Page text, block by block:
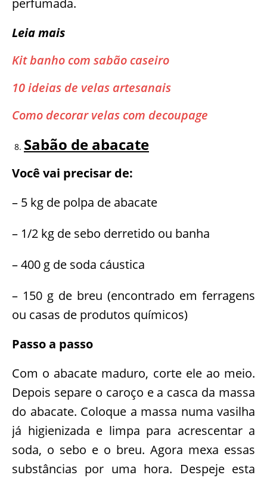
perfumada.
Leia mais
Kit banho com sabão caseiro
10 ideias de velas artesanais
Como decorar velas com decoupage
Sabão de abacate
Você vai precisar de:
– 5 kg de polpa de abacate
– 1/2 kg de sebo derretido ou banha
– 400 g de soda cáustica
– 150 g de breu (encontrado em ferragens
ou casas de produtos químicos)
Passo a passo
Com o abacate maduro, corte ele ao meio.
Depois separe o caroço e a casca da massa
do abacate. Coloque a massa numa vasilha
já higienizada e limpa para acrescentar a
soda, o sebo e o breu. Agora mexa essas
substâncias por uma hora. Despeje esta